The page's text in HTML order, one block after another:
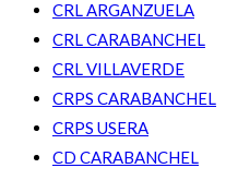
CRL ARGANZUELA
CRL CARABANCHEL
CRL VILLAVERDE
CRPS CARABANCHEL
CRPS USERA
CD CARABANCHEL